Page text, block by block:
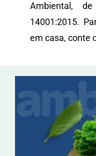
Ambiental,
14001:2015.
em casa, conte